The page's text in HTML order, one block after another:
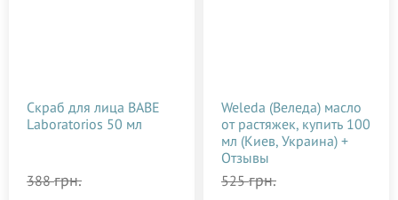
Скраб для лица BABE
Laboratorios 50 мл
388грн.
Weleda (Веледа) масло
от растяжек, купить 100
мл (Киев, Украина) +
Отзывы
525грн.